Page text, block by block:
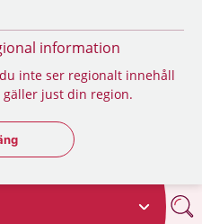
information
inte ser regionalt innehåll
just din region.
regionsväljaren